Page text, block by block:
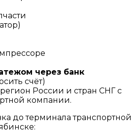
через банк
счёт)
России и стран СНГ с
компании.
до терминала транспортной